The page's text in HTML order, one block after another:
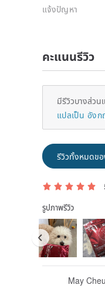
แจ้งปัญหา
คะแนนรีวิว
มีรีวิวบางส่วน
แปลเป็น อังก
รีวิวทั้งหมดข
รูปภาพรีวิว
May